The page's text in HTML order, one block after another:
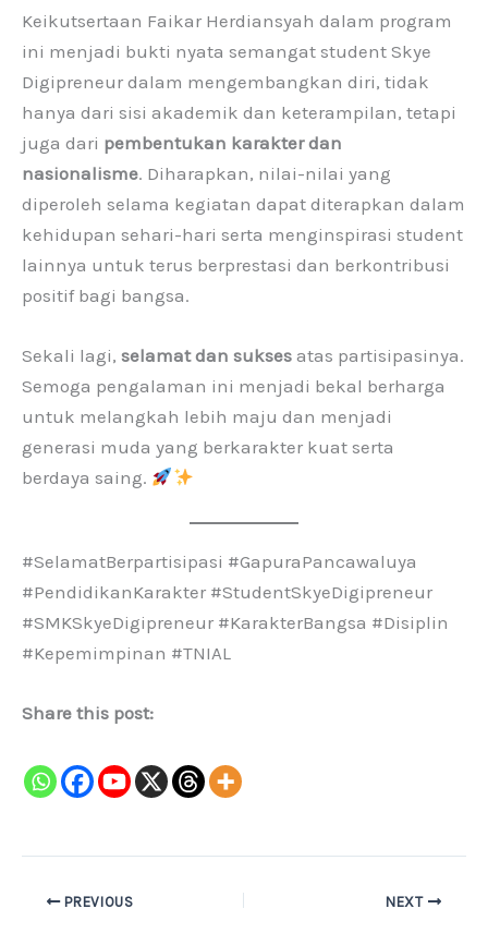
Keikutsertaan Faikar Herdiansyah dalam program
ini menjadi bukti nyata semangat student Skye
Digipreneur dalam mengembangkan diri, tidak
hanya dari sisi akademik dan keterampilan, tetapi
juga dari pembentukan karakter dan
nasionalisme. Diharapkan, nilai-nilai yang
diperoleh selama kegiatan dapat diterapkan dalam
kehidupan sehari-hari serta menginspirasi student
lainnya untuk terus berprestasi dan berkontribusi
positif bagi bangsa.
Sekali lagi, selamat dan sukses atas partisipasinya.
Semoga pengalaman ini menjadi bekal berharga
untuk melangkah lebih maju dan menjadi
generasi muda yang berkarakter kuat serta
berdaya saing.
#SelamatBerpartisipasi #GapuraPancawaluya
#PendidikanKarakter #StudentSkyeDigipreneur
#SMKSkyeDigipreneur #KarakterBangsa #Disiplin
#Kepemimpinan #TNIAL
Share this post:
PREVIOUS NEXT